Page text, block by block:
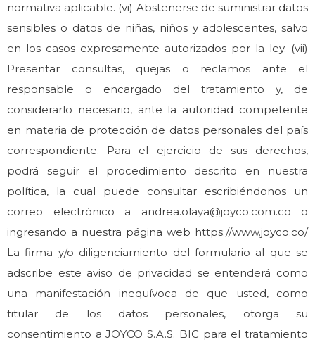
normativa aplicable. (vi) Abstenerse de suministrar datos
sensibles o datos de niñas, niños y adolescentes, salvo
en los casos expresamente autorizados por la ley. (vii)
Presentar consultas, quejas o reclamos ante el
responsable o encargado del tratamiento y, de
considerarlo necesario, ante la autoridad competente
en materia de protección de datos personales del país
correspondiente. Para el ejercicio de sus derechos,
podrá seguir el procedimiento descrito en nuestra
política, la cual puede consultar escribiéndonos un
correo electrónico a andrea.olaya@joyco.com.co o
ingresando a nuestra página web https://www.joyco.co/
La firma y/o diligenciamiento del formulario al que se
adscribe este aviso de privacidad se entenderá como
una manifestación inequívoca de que usted, como
titular de los datos personales, otorga su
consentimiento a JOYCO S.A.S. BIC para el tratamiento